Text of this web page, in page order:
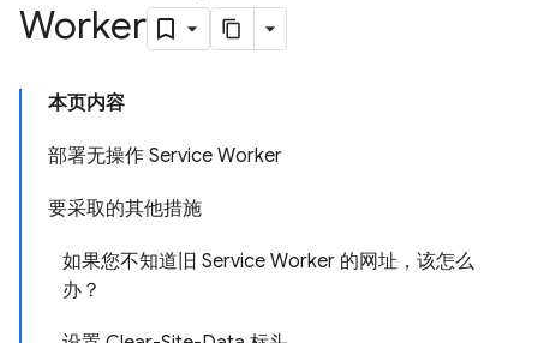
Worker
本页内容
部署无操作 Service Worker
要采取的其他措施
如果您不知道旧 Service Worker 的网址，该怎么
办？